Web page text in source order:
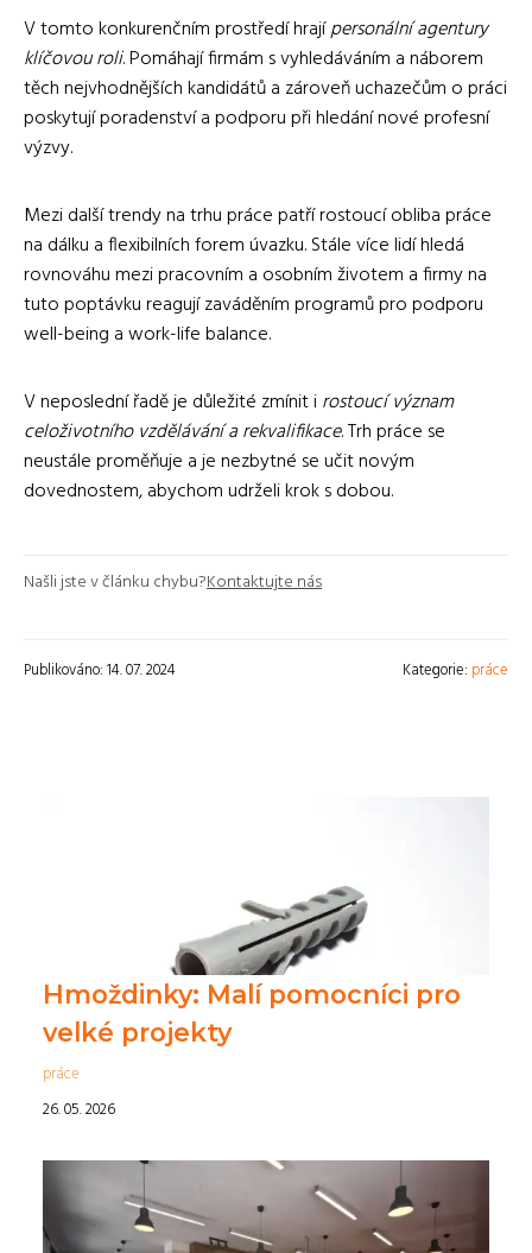
V tomto konkurenčním prostředí hrajípersonální agentury
klíčovou roli. Pomáhají firmám s vyhledáváním a náborem
těch nejvhodnějších kandidátů a zároveň uchazečům o práci
poskytují poradenství a podporu při hledání nové profesní
výzvy.
Mezi další trendy na trhu práce patří rostoucí obliba práce
na dálku a flexibilních forem úvazku. Stále více lidí hledá
rovnováhu mezi pracovním a osobním životem a firmy na
tuto poptávku reagují zaváděním programů pro podporu
well-being a work-life balance.
V neposlední řadě je důležité zmínit irostoucí význam
celoživotního vzdělávání a rekvalifikace. Trh práce se
neustále proměňuje a je nezbytné se učit novým
dovednostem, abychom udrželi krok s dobou.
Našli jste v článku chybu?Kontaktujte nás
Publikováno: 14. 07. 2024 Kategorie: práce
Hmoždinky: Malí pomocníci pro
velké projekty
práce
26. 05. 2026